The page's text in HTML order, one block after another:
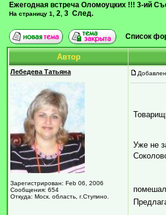
Ежегодная встреча Оломоуцких !!! 3-ий
На страницу 1 2 3 След.
Список
Автор
Лебедева Татьяна
Зарегистрирован: Feb 06, 2006
Сообщения: 654
Откуда: Моск. область, г.Ступино.
Уже не